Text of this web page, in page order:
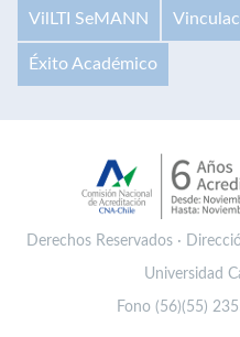
VilLTI SeMANN
Éxito Académico
Derechos Reservados ·
Universidad
Fono (56)(55)